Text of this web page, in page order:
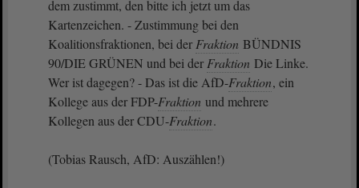
dem zustimmt, den bitte ich jetzt um das
Kartenzeichen. - Zustimmung bei den
Koalitionsfraktionen, bei der Fraktion BÜNDNIS
90/DIE GRÜNEN und bei der Fraktion Die Linke.
Wer ist dagegen? - Das ist die AfD-Fraktion, ein
Kollege aus der FDP-Fraktion und mehrere
Kollegen aus der CDU-Fraktion.
(Tobias Rausch, AfD: Auszählen!)